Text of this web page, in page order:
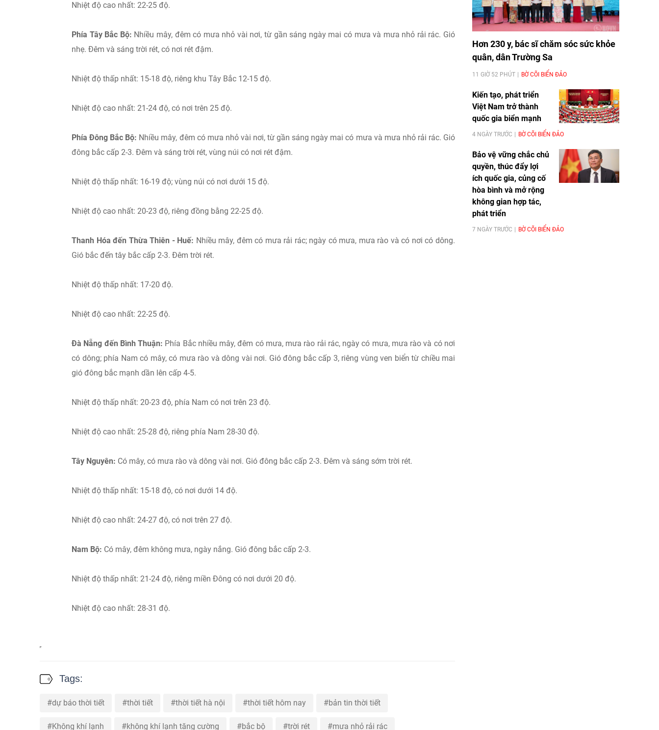
Nhiệt độ cao nhất: 22-25 độ.
Phía Tây Bắc Bộ: Nhiều mây, đêm có mưa nhỏ vài nơi, từ gần sáng ngày mai có mưa và mưa nhỏ rải rác. Gió
nhẹ. Đêm và sáng trời rét, có nơi rét đậm.
Nhiệt độ thấp nhất: 15-18 độ, riêng khu Tây Bắc 12-15 độ.
Nhiệt độ cao nhất: 21-24 độ, có nơi trên 25 độ.
Phía Đông Bắc Bộ: Nhiều mây, đêm có mưa nhỏ vài nơi, từ gần sáng ngày mai có mưa và mưa nhỏ rải rác. Gió
đông bắc cấp 2-3. Đêm và sáng trời rét, vùng núi có nơi rét đậm.
Nhiệt độ thấp nhất: 16-19 độ; vùng núi có nơi dưới 15 độ.
Nhiệt độ cao nhất: 20-23 độ, riêng đồng bằng 22-25 độ.
Thanh Hóa đến Thừa Thiên - Huế: Nhiều mây, đêm có mưa rải rác; ngày có mưa, mưa rào và có nơi có dông.
Gió bắc đến tây bắc cấp 2-3. Đêm trời rét.
Nhiệt độ thấp nhất: 17-20 độ.
Nhiệt độ cao nhất: 22-25 độ.
Đà Nẵng đến Bình Thuận: Phía Bắc nhiều mây, đêm có mưa, mưa rào rải rác, ngày có mưa, mưa rào và có nơi
có dông; phía Nam có mây, có mưa rào và dông vài nơi. Gió đông bắc cấp 3, riêng vùng ven biển từ chiều mai
gió đông bắc mạnh dần lên cấp 4-5.
Nhiệt độ thấp nhất: 20-23 độ, phía Nam có nơi trên 23 độ.
Nhiệt độ cao nhất: 25-28 độ, riêng phía Nam 28-30 độ.
Tây Nguyên: Có mây, có mưa rào và dông vài nơi. Gió đông bắc cấp 2-3. Đêm và sáng sớm trời rét.
Nhiệt độ thấp nhất: 15-18 độ, có nơi dưới 14 độ.
Nhiệt độ cao nhất: 24-27 độ, có nơi trên 27 độ.
Nam Bộ: Có mây, đêm không mưa, ngày nắng. Gió đông bắc cấp 2-3.
Nhiệt độ thấp nhất: 21-24 độ, riêng miền Đông có nơi dưới 20 độ.
Nhiệt độ cao nhất: 28-31 độ.
Tags:
dự báo thời tiết thời tiết thời tiết hà nội thời tiết hôm nay bản tin thời tiết
Không khí lạnh không khí lạnh tăng cường bắc bộ trời rét mưa nhỏ rải rác
Hơn 230 y, bác sĩ chăm sóc sức khỏe
quân, dân Trường Sa
11 GIỜ 52 PHÚT BỜ CÕI BIỂN ĐẢO
Kiến tạo, phát triển
Việt Nam trở thành
quốc gia biển mạnh
4 NGÀY TRƯỚC BỜ CÕI BIỂN ĐẢO
Bảo vệ vững chắc chủ
quyền, thúc đẩy lợi
ích quốc gia, củng cố
hòa bình và mở rộng
không gian hợp tác,
phát triển
7 NGÀY TRƯỚC BỜ CÕI BIỂN ĐẢO